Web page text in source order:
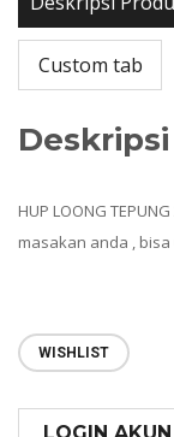
Custom tab
HUP LOONG
masakan anda ,
WISHLIST
LOGIN AKUN